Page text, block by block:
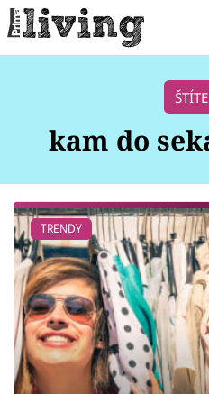
Témata
Bydlení
Zahrada
Design
kam do
TRENDY